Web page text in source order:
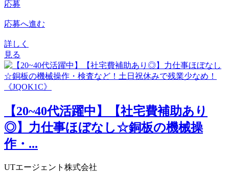
応募
応募へ進む
詳しく
見る
【20~40代活躍中】【社宅費補助あり
◎】力仕事ほぼなし☆銅板の機械操
作・...
UTエージェント株式会社